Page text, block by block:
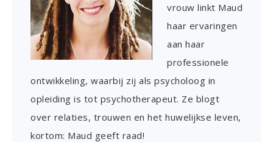
vrouw linkt Maud
haar ervaringen
aan haar
professionele
ontwikkeling, waarbij zij als psycholoog in
opleiding is tot psychotherapeut. Ze blogt
over relaties, trouwen en het huwelijkse leven,
kortom: Maud geeft raad!